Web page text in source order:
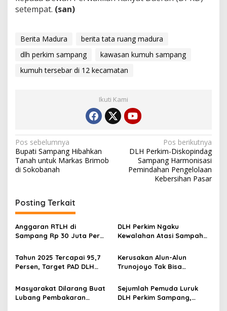
setempat. (san)
Berita Madura
berita tata ruang madura
dlh perkim sampang
kawasan kumuh sampang
kumuh tersebar di 12 kecamatan
Ikuti Kami
Navigasi
pos
Pos sebelumnya
Bupati Sampang Hibahkan
Tanah untuk Markas Brimob
di Sokobanah
Pos berikutnya
DLH Perkim-Diskopindag
Sampang Harmonisasi
Pemindahan Pengelolaan
Kebersihan Pasar
Posting Terkait
Anggaran RTLH di
Sampang Rp 30 Juta Per
DLH Perkim Ngaku
Kewalahan Atasi Sampah
Berpartisipasi
Tahun 2025 Tercapai 95,7
Persen, Target PAD DLH
Kerusakan Alun-Alun
Trunojoyo Tak Bisa
Masyarakat Dilarang Buat
Lubang Pembakaran
Sejumlah Pemuda Luruk
DLH Perkim Sampang,